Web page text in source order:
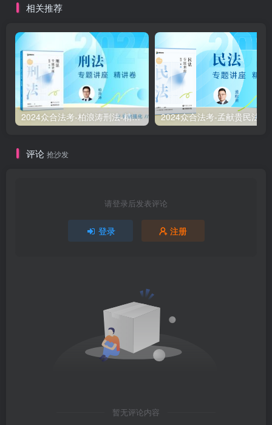
相关推荐
2024众合法考-柏浪涛刑法-精讲卷pdf电子版（附视频1-76全）
评论 抢沙发
请登录后发表评论
登录 注册
暂无评论内容